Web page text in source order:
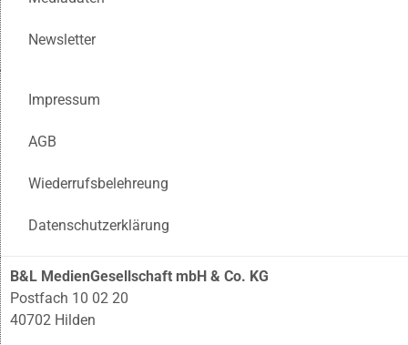
Newsletter
Impressum
AGB
Wiederrufsbelehreung
Datenschutzerklärung
B&L MedienGesellschaft mbH & Co. KG
Postfach 10 02 20
40702 Hilden